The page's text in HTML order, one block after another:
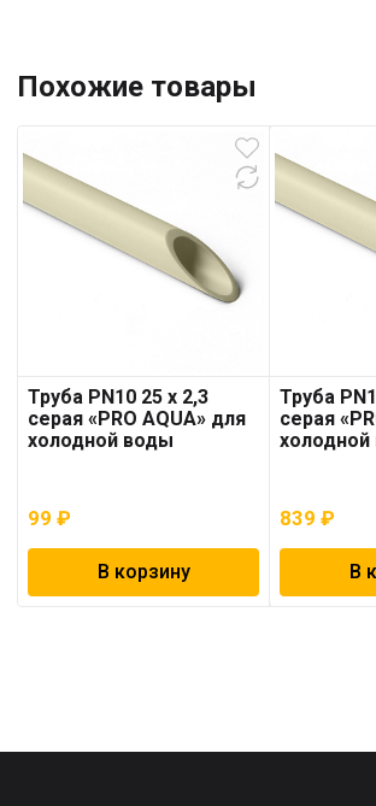
Похожие товары
Труба PN10 25 x 2,3
серая «PRO AQUA» для
холодной воды
99 ₽
В корзину
Труба
серая
839₽
В